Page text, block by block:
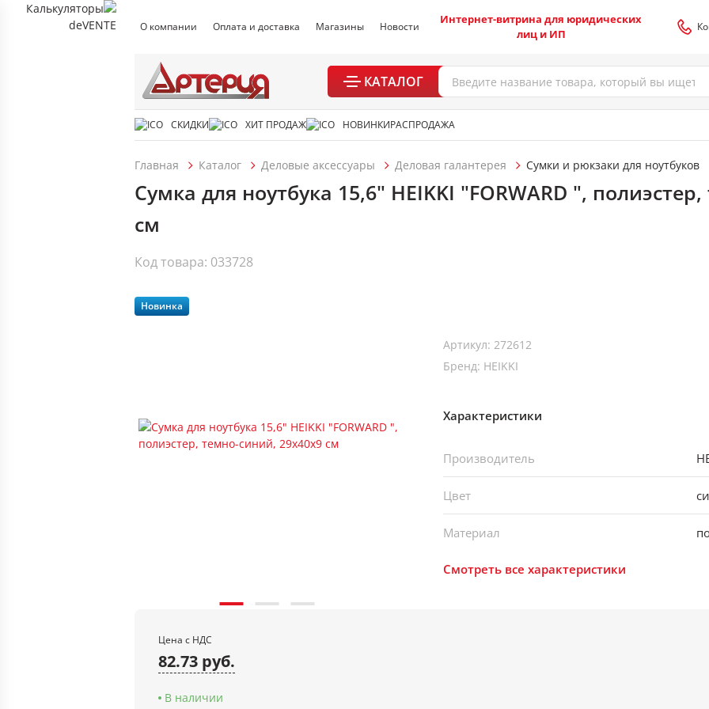
О компании Оплата и доставка Магазины Новости
Интернет-витрина для юридических
лиц и ИП
КАТАЛОГ
СКИДКИ ХИТ ПРОДАЖ НОВИНКИРАСПРОДАЖА
Главная Каталог Деловые аксессуары Деловая галантерея Сумки и рюкзаки для ноутбуков
Сумка для ноутбука 15,6" HEIKKI "FORWARD ",
см
Код товара: 033728
Новинка
Артикул: 272612
Бренд: HEIKKI
Характеристики
Производитель
Цвет
Материал
Смотреть все характеристики
Цена с НДС
82.73 руб.
В наличии